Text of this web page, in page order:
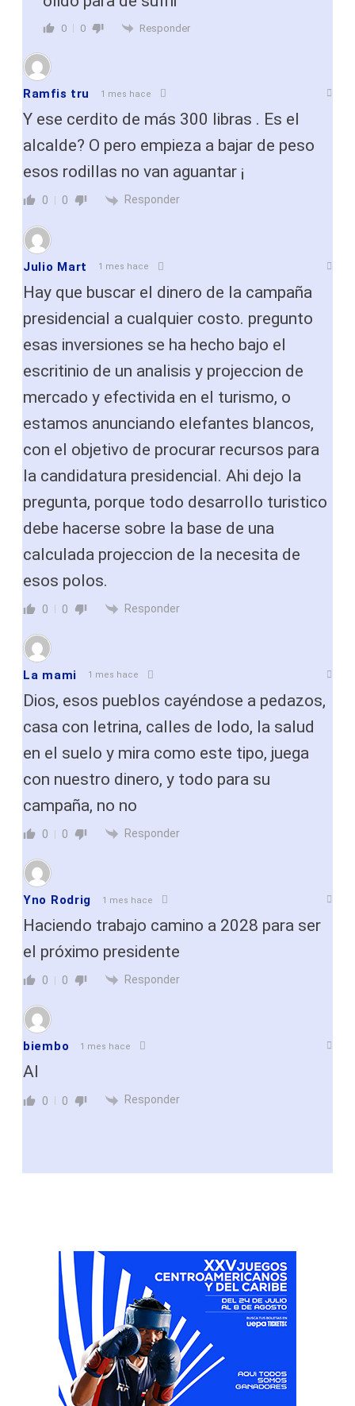
0 0 Responder
Ramfis tru 1 mes hace
Y ese cerdito de más 300 libras . Es el
alcalde? O pero empieza a bajar de peso
esos rodillas no van aguantar ¡
0 0 Responder
Julio Mart 1 mes hace
Hay que buscar el dinero de la campaña
presidencial a cualquier costo. pregunto
esas inversiones se ha hecho bajo el
escritinio de un analisis y projeccion de
mercado y efectivida en el turismo, o
estamos anunciando elefantes blancos,
con el objetivo de procurar recursos para
la candidatura presidencial. Ahi dejo la
pregunta, porque todo desarrollo turistico
debe hacerse sobre la base de una
calculada projeccion de la necesita de
esos polos.
0 0 Responder
La mami 1 mes hace
Dios, esos pueblos cayéndose a pedazos,
casa con letrina, calles de lodo, la salud
en el suelo y mira como este tipo, juega
con nuestro dinero, y todo para su
campaña, no no
0 0 Responder
Yno Rodrig 1 mes hace
Haciendo trabajo camino a 2028 para ser
el próximo presidente
0 0 Responder
biembo 1 mes hace
AI
0 0 Responder